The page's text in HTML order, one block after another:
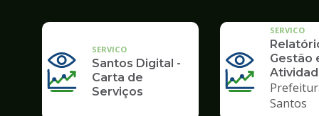
SERVICO
Santos Digital -
Carta de
Serviços
SERVICO
Gestão
Santos